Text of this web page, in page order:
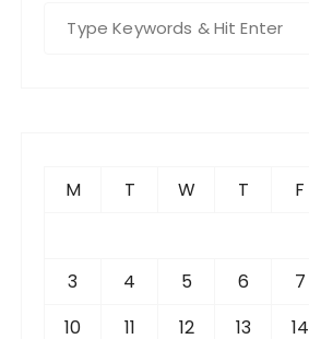
M T W T F
3
4 5 6 7
10
11 12 13 14